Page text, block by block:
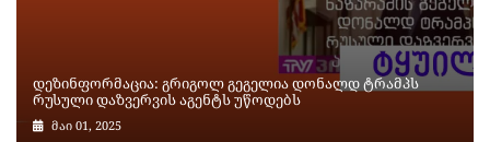
დეზინფორმაცია: გრიგოლ გეგელია დონალდ ტრამპს
რუსული დაზვერვის აგენტს უწოდებს
მაი 01, 2025